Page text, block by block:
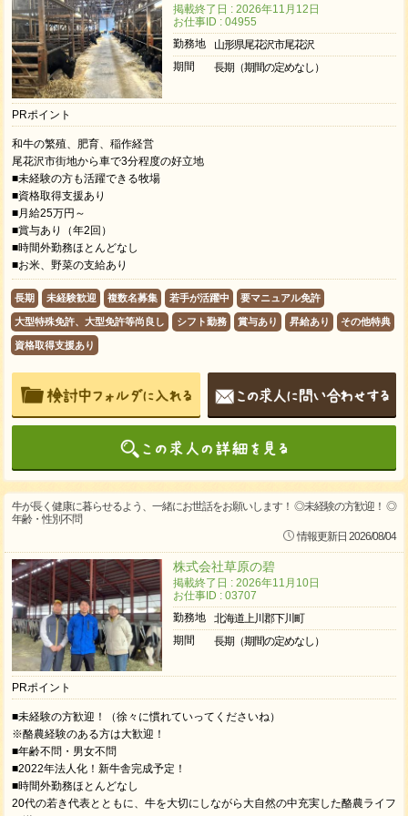
掲載終了日 : 2026年11月12日
お仕事ID : 04955
勤務地
山形県尾花沢市尾花沢
期間
長期（期間の定めなし）
PRポイント
和牛の繁殖、肥育、稲作経営
尾花沢市街地から車で3分程度の好立地
■未経験の方も活躍できる牧場
■資格取得支援あり
■月給25万円～
■賞与あり（年2回）
■時間外勤務ほとんどなし
■お米、野菜の支給あり
長期 未経験歓迎 複数名募集 若手が活躍中 要マニュアル免許
大型特殊免許、大型免許等尚良し シフト勤務 賞与あり 昇給あり その他特典
資格取得支援あり
牛が長く健康に暮らせるよう、一緒にお世話をお願いします！ ◎未経験の方歓迎！ ◎
年齢・性別不問
情報更新日 2026/08/04
株式会社草原の碧
掲載終了日 : 2026年11月10日
お仕事ID : 03707
勤務地
北海道上川郡下川町
期間
長期（期間の定めなし）
PRポイント
■未経験の方歓迎！（徐々に慣れていってくださいね）
※酪農経験のある方は大歓迎！
■年齢不問・男女不問
■2022年法人化！新牛舎完成予定！
■時間外勤務ほとんどなし
20代の若き代表とともに、牛を大切にしながら大自然の中充実した酪農ライフ